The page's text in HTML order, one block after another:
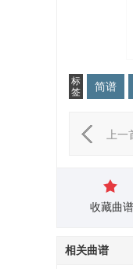
标
签
简谱
上一
收藏曲谱
相关曲谱